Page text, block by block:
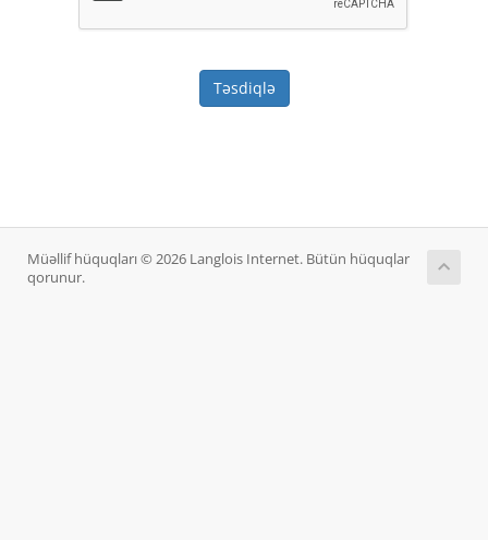
Təsdiqlə
Müəllif hüquqları © 2026 Langlois Internet. Bütün hüquqlar
qorunur.